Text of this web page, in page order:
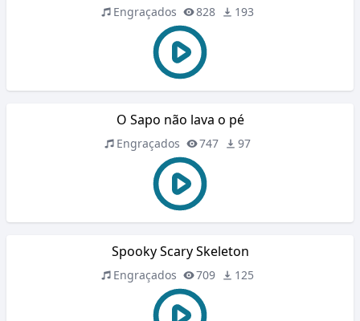
Engraçados 828 193
O Sapo não lava o pé
Engraçados 747 97
Spooky Scary Skeleton
Engraçados 709 125